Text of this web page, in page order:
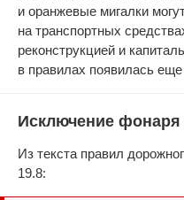
и оранжевые мигалки
на транспортных
реконструкцией и
в правилах появилась
Исключение фонаря
Из текста правил
19.8: